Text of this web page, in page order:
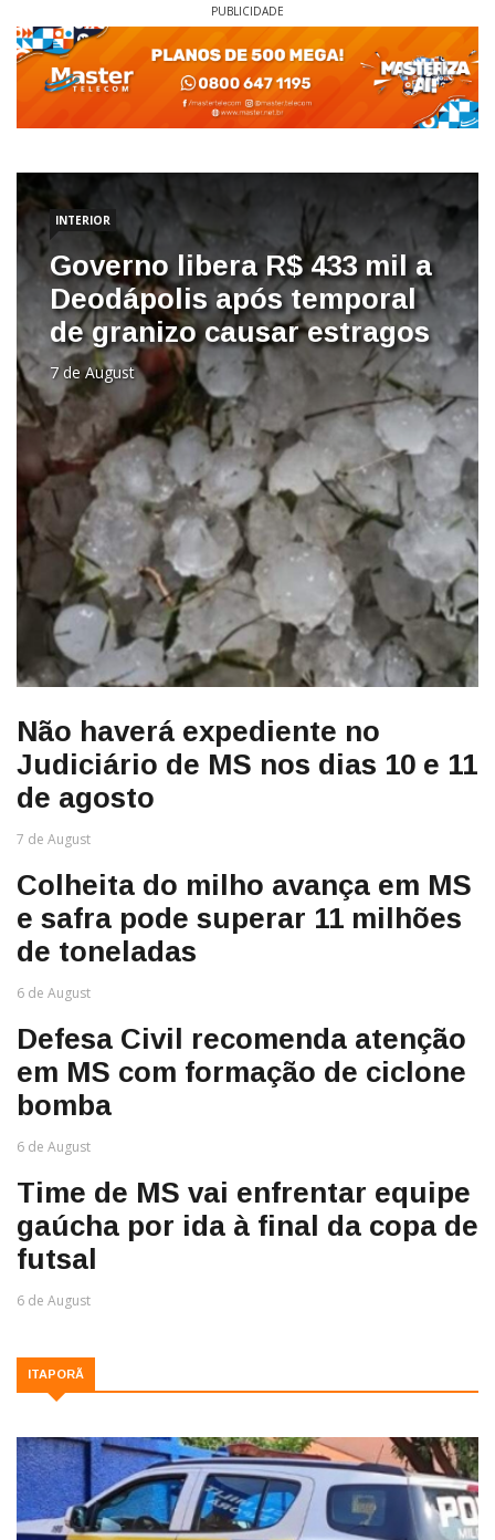
PUBLICIDADE
INTERIOR
Governo libera R$ 433 mil a
Deodápolis após temporal
de granizo causar estragos
7 de August
Não haverá expediente no
Judiciário de MS nos dias 10 e 11
de agosto
7 de August
Colheita do milho avança em MS
e safra pode superar 11 milhões
de toneladas
6 de August
Defesa Civil recomenda atenção
em MS com formação de ciclone
bomba
6 de August
Time de MS vai enfrentar equipe
gaúcha por ida à final da copa de
futsal
6 de August
ITAPORÃ